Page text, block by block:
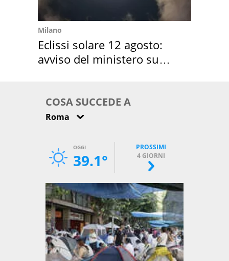
Milano
Eclissi solare 12 agosto:
avviso del ministero su